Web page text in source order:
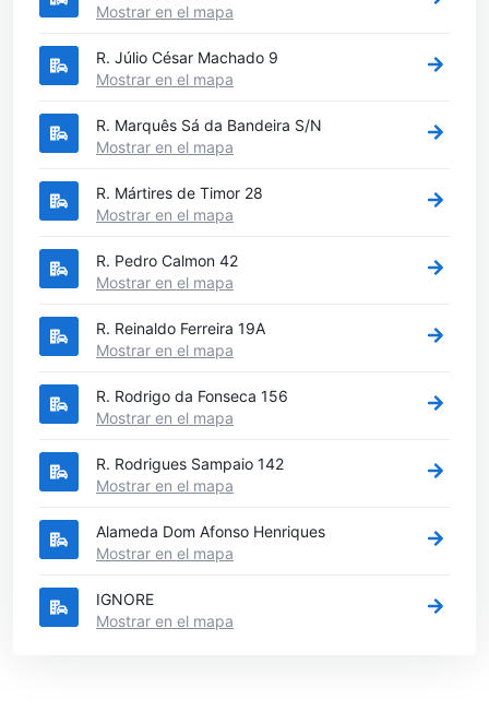
Mostrar en el mapa
R. Júlio César Machado 9
Mostrar en el mapa
R. Marquês Sá da Bandeira S/N
Mostrar en el mapa
R. Mártires de Timor 28
Mostrar en el mapa
R. Pedro Calmon 42
Mostrar en el mapa
R. Reinaldo Ferreira 19A
Mostrar en el mapa
R. Rodrigo da Fonseca 156
Mostrar en el mapa
R. Rodrigues Sampaio 142
Mostrar en el mapa
Alameda Dom Afonso Henriques
Mostrar en el mapa
IGNORE
Mostrar en el mapa